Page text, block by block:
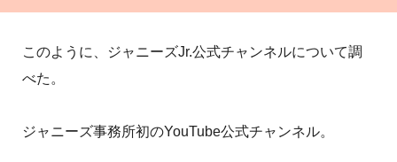
このように、ジャニーズJr.公式チャンネルについて調
べた。
ジャニーズ事務所初のYouTube公式チャンネル。